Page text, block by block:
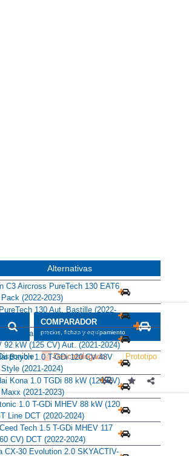
COMPARADOR
precios, fichas y equipamiento
Descatalogado Prototipo
Alternativas
C3 Aircross PureTech 130 EAT6
(2022-2023)
PureTech 130 Aut. Bastille (2022-
Titanium 1.0 EcoBoost
92 kW (125 CV) Aut. (2021-2024)
Bayon 1.0 T-GDi 120 CV 48V
(2021-2024)
Kona 1.0 TGDi 88 kW (120 CV)
(2021-2023)
1.0 T-GDi MHEV 88 kW (120
Line DCT (2020-2024)
Tech 1.5 T-GDi MHEV 117
CV) DCT (2022-2024)